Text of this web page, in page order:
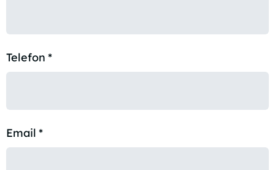
Telefon *
Email *